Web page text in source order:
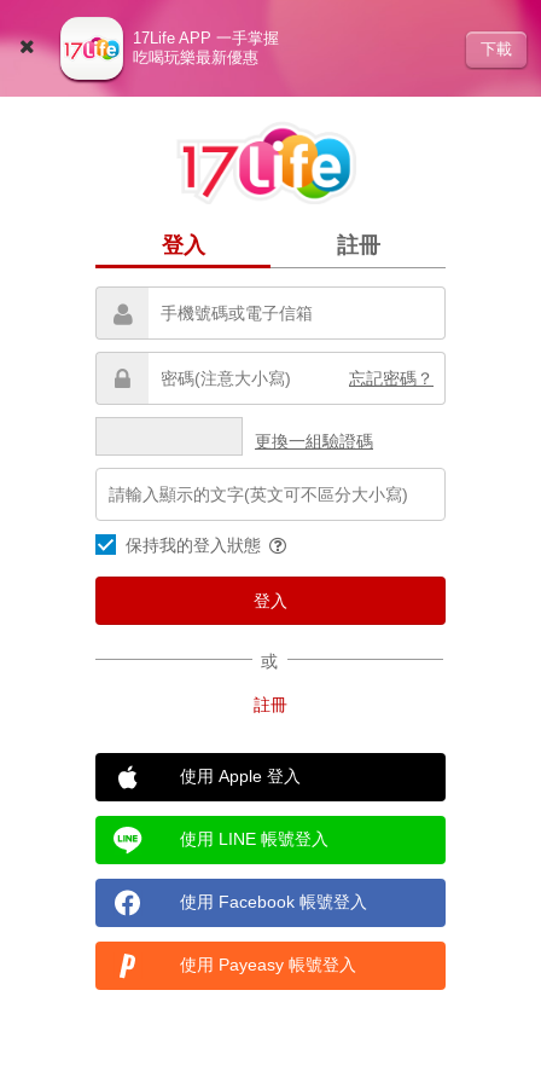
17Life APP 一手掌握
吃喝玩樂最新優惠
下載
登入 註冊
忘記密碼？
更換一組驗證碼
保持我的登入狀態
或
使用 Apple 登入
使用 LINE 帳號登入
使用 Facebook 帳號登入
使用 Payeasy 帳號登入